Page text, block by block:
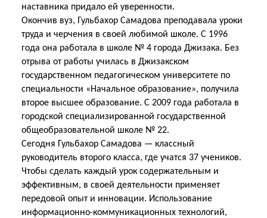
наставника придало ей уверенности.
Окончив вуз, Гульбахор Самадова преподавала уроки
труда и черчения в своей любимой школе. С 1996
года она работала в школе № 4 города Джизака. Без
отрыва от работы училась в Джизакском
государственном педагогическом университете по
специальности «Начальное образование», получила
второе высшее образование. С 2009 года работала в
городской специализированной государственной
общеобразовательной школе № 22.
Сегодня Гульбахор Самадова — классный
руководитель второго класса, где учатся 37 учеников.
Чтобы сделать каждый урок содержательным и
эффективным, в своей деятельности применяет
передовой опыт и инновации. Использование
информационно-коммуникационных технологий,